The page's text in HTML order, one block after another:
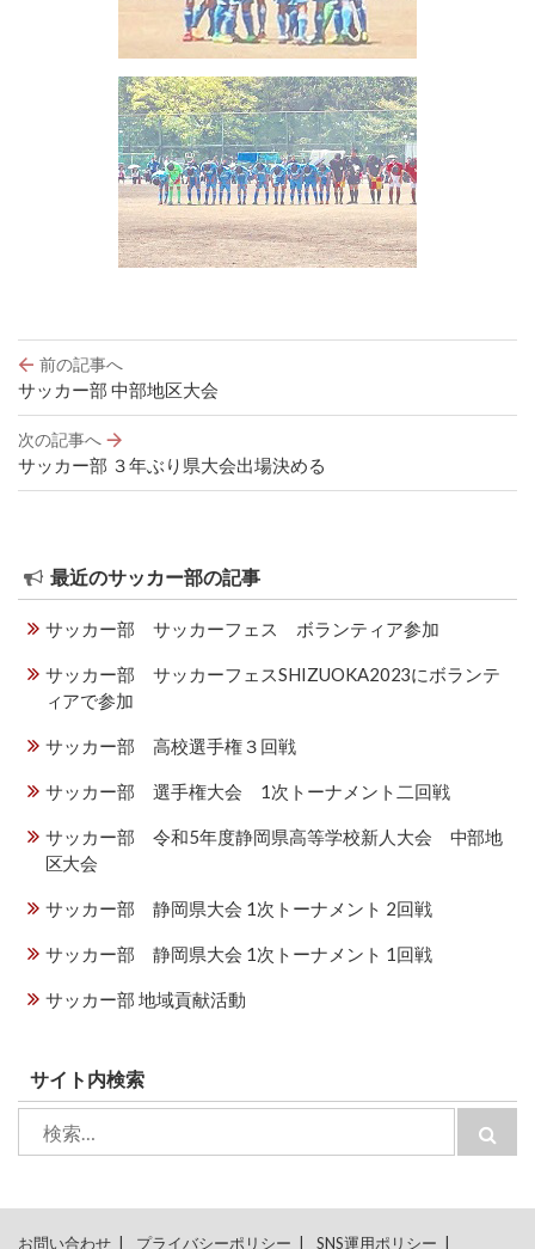
投
稿
ナ
ビ
ゲ
ー
ン
前の記事へ
サッカー部 中部地区大会
次の記事へ
サッカー部 ３年ぶり県大会出場決める
最近のサッカー部の記事
サッカー部 サッカーフェス ボランティア参加
サッカー部 サッカーフェスSHIZUOKA2023にボランテ
ィアで参加
サッカー部 高校選手権３回戦
サッカー部 選手権大会 1次トーナメント二回戦
サッカー部 令和5年度静岡県高等学校新人大会 中部地
区大会
サッカー部 静岡県大会 1次トーナメント 2回戦
サッカー部 静岡県大会 1次トーナメント 1回戦
サッカー部 地域貢献活動
サイト内検索
索:
索
お問い合わせ プライバシーポリシー SNS運用ポリシー